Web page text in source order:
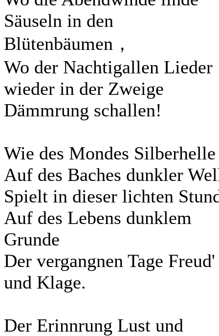
Säuseln in den
Blütenbäumen，
Wo der Nachtigallen Lieder
wieder in der Zweige
Dämmrung schallen!
Wie des Mondes Silberhelle
Auf des Baches dunkler
Spielt in dieser lichten
Auf des Lebens dunklem
Grunde
Der vergangnen Tage Freud'
und Klage.
Der Erinnrung Lust und